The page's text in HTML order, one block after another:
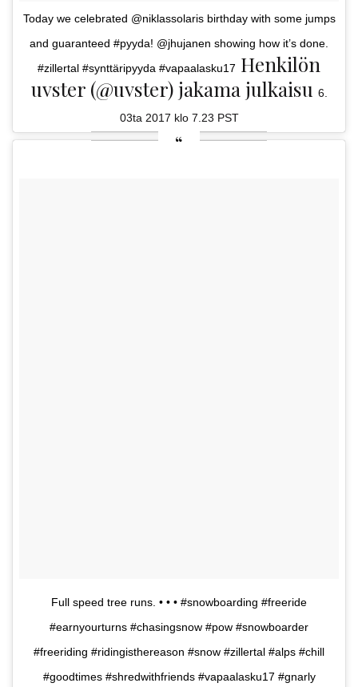
Today we celebrated @niklassolaris birthday with some jumps
and guaranteed #pyyda! @jhujanen showing how it’s done.
#zillertal #synttäripyyda #vapaalasku17 Henkilön
uvster (@uvster) jakama julkaisu 6.
03ta 2017 klo 7.23 PST
Full speed tree runs. • • • #snowboarding #freeride
#earnyourturns #chasingsnow #pow #snowboarder
#freeriding #ridingisthereason #snow #zillertal #alps #chill
#goodtimes #shredwithfriends #vapaalasku17 #gnarly